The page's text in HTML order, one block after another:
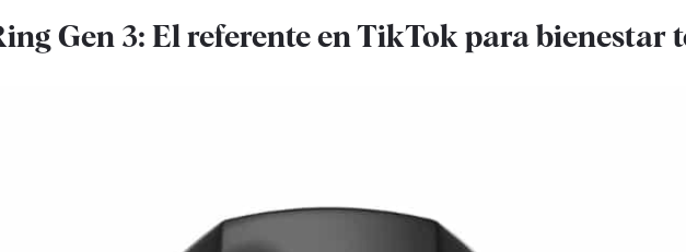
Gen 3: El referente en TikTok para bienestar